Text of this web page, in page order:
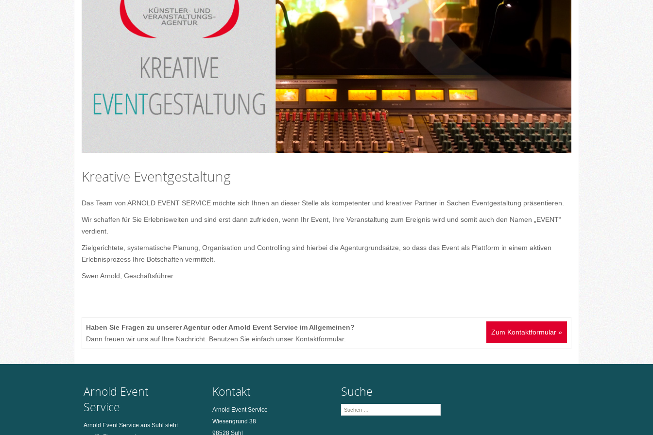
Kreative Eventgestaltung
Das Team von ARNOLD EVENT SERVICE möchte sich Ihnen an dieser Stelle­ als kompetenter und kreativer Partner in Sachen Eventgestaltung präsentieren.
Wir schaffen für Sie Erlebniswelten und sind erst dann zufrieden, wenn Ihr Event, Ihre Veranstaltung zum Ereignis wird und somit auch den Namen „EVENT“
verdient.
Zielgerichtete, systematische Planung, Organisation und Controlling sind hierbei die Agenturgrundsätze, so dass das Event als Plattform in einem aktiven
Erlebnisprozess Ihre Botschaften vermittelt.
Swen Arnold, Geschäftsführer
Haben Sie Fragen zu unserer Agentur oder Arnold Event Service im Allgemeinen?
Dann freuen wir uns auf Ihre Nachricht. Benutzen Sie einfach unser Kontaktformular.
Zum Kontaktformular »
Arnold Event
Service
Arnold Event Service aus Suhl steht
Kontakt
Arnold Event Service
Wiesengrund 38
98528 Suhl
Suche
Suchen